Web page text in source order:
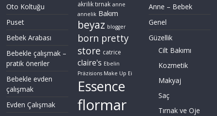
Oto Koltuğu
Puset
Bebek Arabası
Bebekle çalışmak –
pratik öneriler
Bebekle evden
çalışmak
Evden Çalışmak
akrilik tırnak anne
annelik Bakım
beyaz blogger
born pretty
store catrice
claire's Ebelin
Präzisions Make Up Ei
Essence
flormar
Anne – Bebek
Genel
Güzellik
Cilt Bakımı
Kozmetik
Makyaj
Saç
Tırnak ve Oje